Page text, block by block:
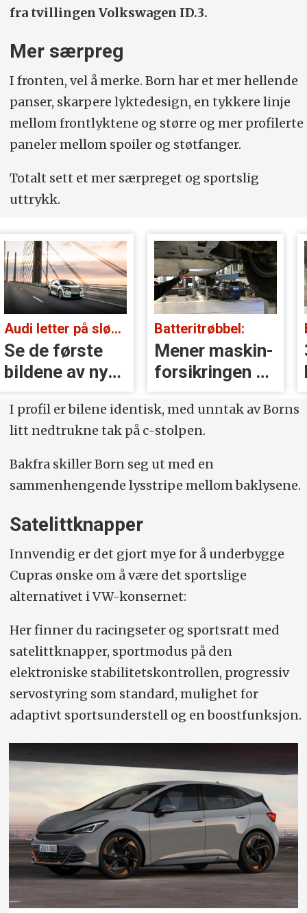
fra tvillingen Volkswagen ID.3.
Mer særpreg
I fronten, vel å merke. Born har et mer hellende
panser, skarpere lyktedesign, en tykkere linje
mellom frontlyktene og større og mer profilerte
paneler mellom spoiler og støtfanger.
Totalt sett et mer særpreget og sportslig
uttrykk.
Audi letter på sløret:
Se de første
bildene av nye
A2 e-tron
Batteritrøbbel:
Mener maskin­
forsikringen er
nærmest
verdiløs
I profil er bilene identisk, med unntak av Borns
litt nedtrukne tak på c-stolpen.
Bakfra skiller Born seg ut med en
sammenhengende lysstripe mellom baklysene.
Satelittknapper
Innvendig er det gjort mye for å underbygge
Cupras ønske om å være det sportslige
alternativet i VW-konsernet:
Her finner du racingseter og sportsratt med
satelittknapper, sportmodus på den
elektroniske stabilitetskontrollen, progressiv
servostyring som standard, mulighet for
adaptivt sportsunderstell og en boostfunksjon.